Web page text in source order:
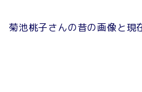
菊池桃子さんの昔の画像と現